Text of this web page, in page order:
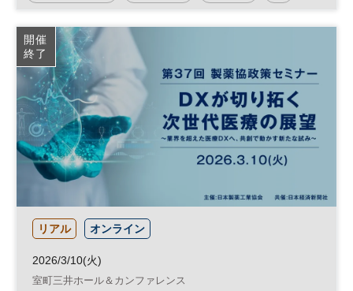
日経オンラインセミナー
開催
終了
リアル オンライン
2026/3/10(火)
室町三井ホール＆カンファレンス